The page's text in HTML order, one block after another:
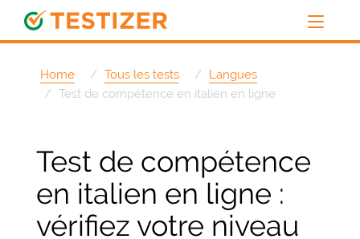
Home Tous les tests
Langues
Test de compétence en italien en ligne
Test de compétence
en italien en ligne :
vérifiez votre niveau